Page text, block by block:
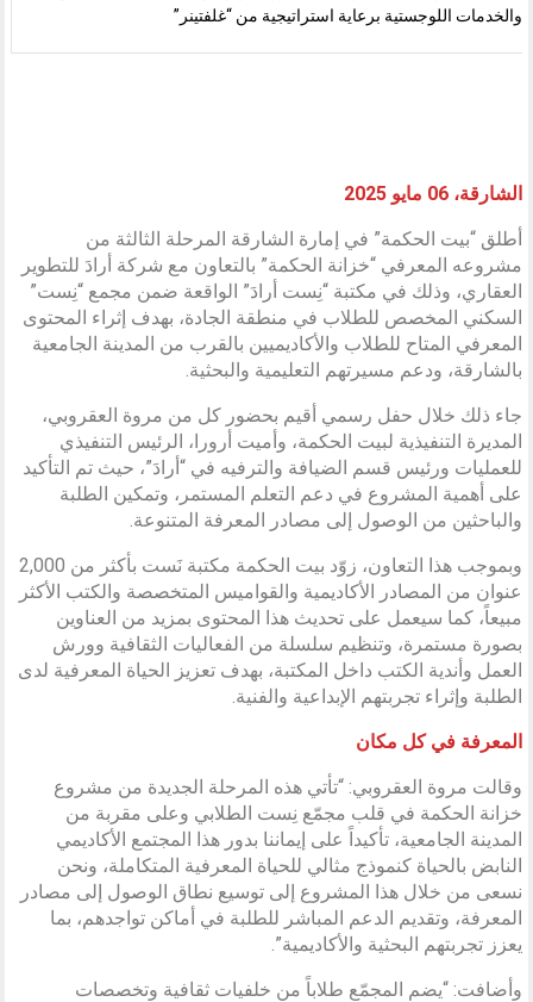
والخدمات اللوجستية برعاية استراتيجية من “غلفتينر”
الشارقة، 06 مايو 2025
أطلق “بيت الحكمة” في إمارة الشارقة المرحلة الثالثة من
مشروعه المعرفي “خزانة الحكمة” بالتعاون مع شركة أرادَ للتطوير
العقاري، وذلك في مكتبة “نِست أرادَ” الواقعة ضمن مجمع “نِست”
السكني المخصص للطلاب في منطقة الجادة، بهدف إثراء المحتوى
المعرفي المتاح للطلاب والأكاديميين بالقرب من المدينة الجامعية
بالشارقة، ودعم مسيرتهم التعليمية والبحثية.
جاء ذلك خلال حفل رسمي أقيم بحضور كل من مروة العقروبي،
المديرة التنفيذية لبيت الحكمة، وأميت أرورا، الرئيس التنفيذي
للعمليات ورئيس قسم الضيافة والترفيه في “أرادَ”، حيث تم التأكيد
على أهمية المشروع في دعم التعلم المستمر، وتمكين الطلبة
والباحثين من الوصول إلى مصادر المعرفة المتنوعة.
وبموجب هذا التعاون، زوّد بيت الحكمة مكتبة نَست بأكثر من 2,000
عنوان من المصادر الأكاديمية والقواميس المتخصصة والكتب الأكثر
مبيعاً، كما سيعمل على تحديث هذا المحتوى بمزيد من العناوين
بصورة مستمرة، وتنظيم سلسلة من الفعاليات الثقافية وورش
العمل وأندية الكتب داخل المكتبة، بهدف تعزيز الحياة المعرفية لدى
الطلبة وإثراء تجربتهم الإبداعية والفنية.
المعرفة في كل مكان
وقالت مروة العقروبي: “تأتي هذه المرحلة الجديدة من مشروع
خزانة الحكمة في قلب مجمّع نِست الطلابي وعلى مقربة من
المدينة الجامعية، تأكيداً على إيماننا بدور هذا المجتمع الأكاديمي
النابض بالحياة كنموذج مثالي للحياة المعرفية المتكاملة، ونحن
نسعى من خلال هذا المشروع إلى توسيع نطاق الوصول إلى مصادر
المعرفة، وتقديم الدعم المباشر للطلبة في أماكن تواجدهم، بما
يعزز تجربتهم البحثية والأكاديمية”.
وأضافت: “يضم المجمّع طلاباً من خلفيات ثقافية وتخصصات